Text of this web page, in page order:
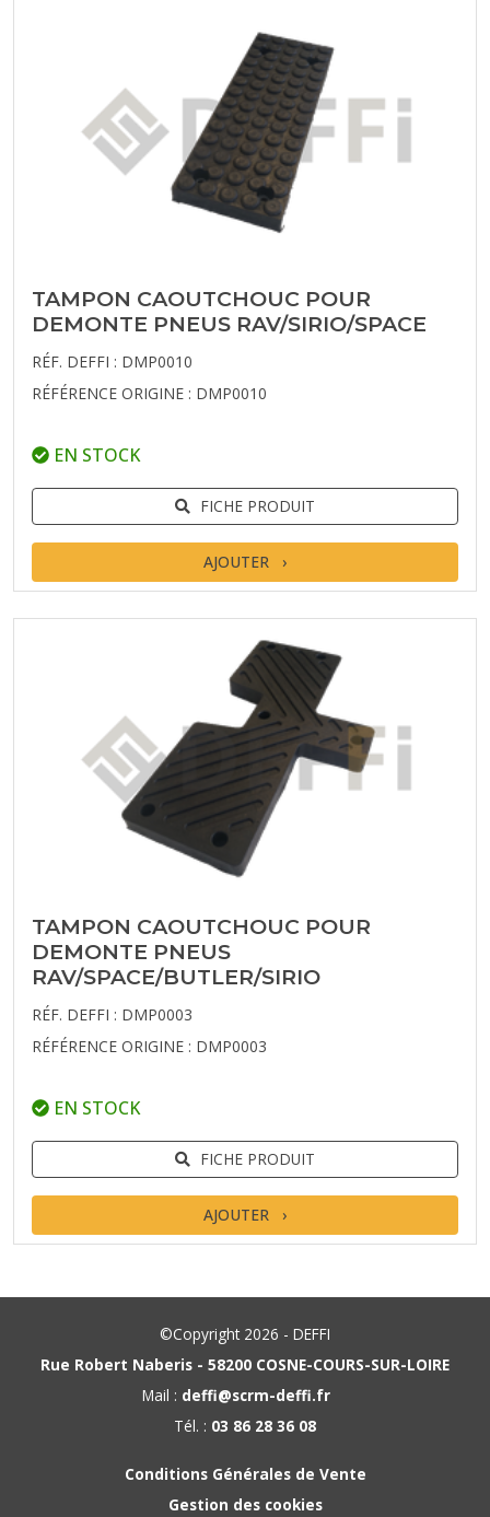
TAMPON CAOUTCHOUC POUR
DEMONTE PNEUS RAV/SIRIO/SPACE
RÉF. DEFFI : DMP0010
RÉFÉRENCE ORIGINE : DMP0010
EN STOCK
FICHE PRODUIT
AJOUTER
TAMPON CAOUTCHOUC POUR
DEMONTE PNEUS
RAV/SPACE/BUTLER/SIRIO
RÉF. DEFFI : DMP0003
RÉFÉRENCE ORIGINE : DMP0003
EN STOCK
FICHE PRODUIT
AJOUTER
©Copyright 2026 - DEFFI
Rue Robert Naberis - 58200 COSNE-COURS-SUR-LOIRE
Mail : deffi@scrm-deffi.fr
Tél. : 03 86 28 36 08
Conditions Générales de Vente
Gestion des cookies